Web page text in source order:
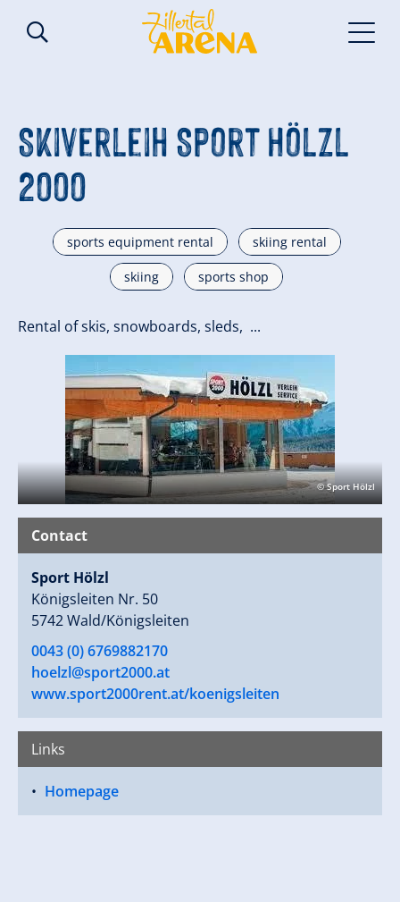
Skiverleih Sport Hölzl
2000
sports equipment rental skiing rental
skiing sports shop
Rental of skis, snowboards, sleds, ...
© Sport Hölzl
Contact
Sport Hölzl
Königsleiten Nr. 50
5742 Wald/Königsleiten
0043 (0) 6769882170
hoelzl@sport2000.at
www.sport2000rent.at/koenigsleiten
Links
Homepage